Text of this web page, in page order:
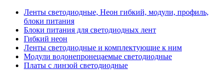
Ленты светодиодные, Неон гибкий, модули, профиль,
блоки питания
Блоки питания для светодиодных лент
Гибкий неон
Ленты светодиодные и комплектующие к ним
Модули водонепронецаемые светодиодные
Платы с линзой светодиодные